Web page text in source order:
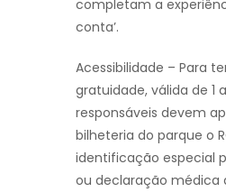
completam a
conta’.
Acessibilidade – Para
gratuidade, válida de 1
responsáveis devem
bilheteria do parque o
identificação especial
ou declaração médica